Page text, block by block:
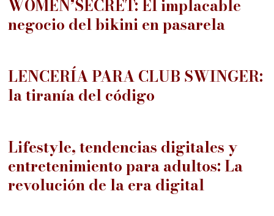
WOMEN’SECRET: El implacable
negocio del bikini en pasarela05
LENCERÍA PARA CLUB SWINGER:
la tiranía del código
Lifestyle, tendencias digitales y
entretenimiento para adultos: La
revolución de la era digital